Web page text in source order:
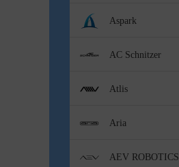
Aspark
AC Schnitzer
Atlis
Aria
AEV ROBOTICS